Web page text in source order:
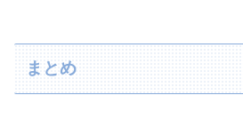
まとめ